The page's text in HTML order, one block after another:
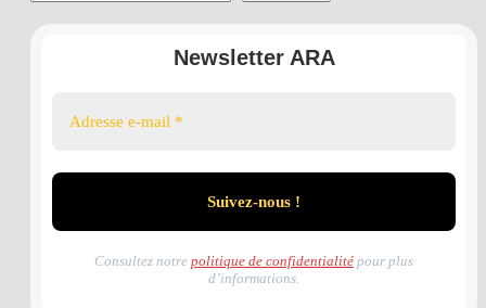
Newsletter ARA
Consultez notre politique de confidentialité pour plus
d’informations.